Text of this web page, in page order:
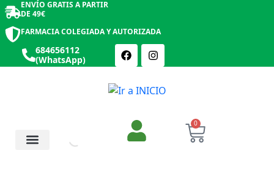
ENVÍO GRATIS A PARTIR
DE 49€
FARMACIA COLEGIADA Y AUTORIZADA
684656112
(WhatsApp)
0